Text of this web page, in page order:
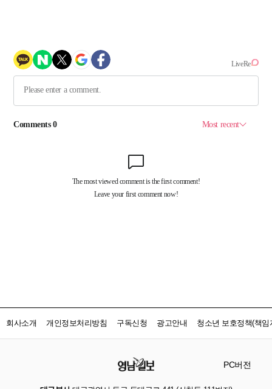
회사소개 개인정보처리방침 구독신청 광고안내 청소년 보호정책(책임
PC버전